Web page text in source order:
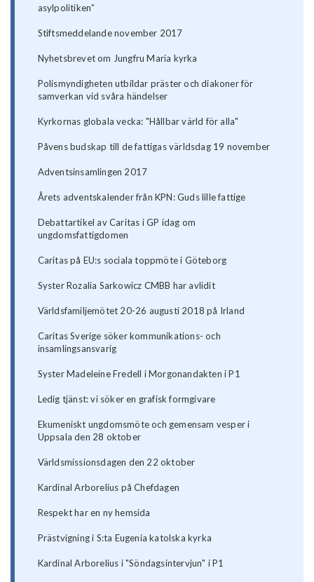
asylpolitiken”
Stiftsmeddelande november 2017
Nyhetsbrevet om Jungfru Maria kyrka
Polismyndigheten utbildar präster och diakoner för
samverkan vid svåra händelser
Kyrkornas globala vecka: "Hållbar värld för alla"
Påvens budskap till de fattigas världsdag 19 november
Adventsinsamlingen 2017
Årets adventskalender från KPN: Guds lille fattige
Debattartikel av Caritas i GP idag om
ungdomsfattigdomen
Caritas på EU:s sociala toppmöte i Göteborg
Syster Rozalia Sarkowicz CMBB har avlidit
Världsfamiljemötet 20-26 augusti 2018 på Irland
Caritas Sverige söker kommunikations- och
insamlingsansvarig
Syster Madeleine Fredell i Morgonandakten i P1
Ledig tjänst: vi söker en grafisk formgivare
Ekumeniskt ungdomsmöte och gemensam vesper i
Uppsala den 28 oktober
Världsmissionsdagen den 22 oktober
Kardinal Arborelius på Chefdagen
Respekt har en ny hemsida
Prästvigning i S:ta Eugenia katolska kyrka
Kardinal Arborelius i "Söndagsintervjun" i P1